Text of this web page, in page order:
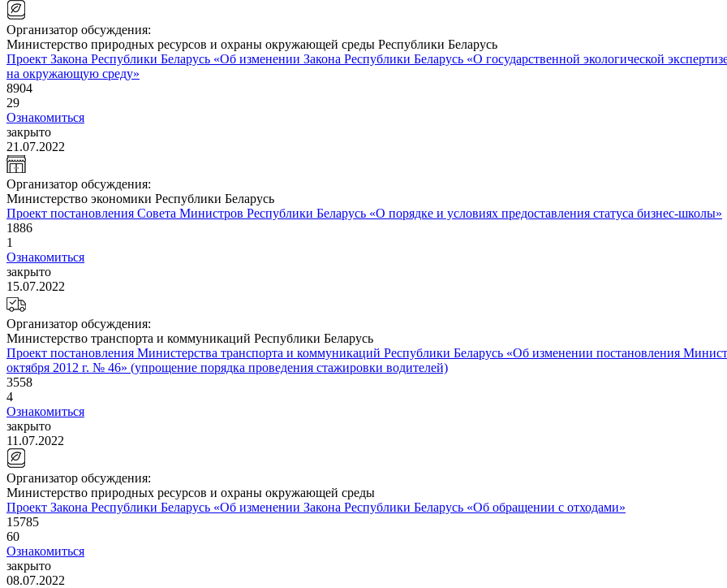
Организатор обсуждения:
Министерство природных ресурсов и охраны окружающей среды Республики Беларусь
Проект Закона Республики Беларусь «Об изменении Закона Республики Беларусь «О государственной экологической
на окружающую среду»
8904
29
Ознакомиться
закрыто
21.07.2022
Организатор обсуждения:
Министерство экономики Республики Беларусь
Проект постановления Совета Министров Республики Беларусь «О порядке и условиях предоставления статуса бизнес-школы»
1886
1
Ознакомиться
закрыто
15.07.2022
Организатор обсуждения:
Министерство транспорта и коммуникаций Республики Беларусь
Проект постановления Министерства транспорта и коммуникаций Республики Беларусь «Об изменении постановления
октября 2012 г. № 46» (упрощение порядка проведения стажировки водителей)
3558
4
Ознакомиться
закрыто
11.07.2022
Организатор обсуждения:
Министерство природных ресурсов и охраны окружающей среды
Проект Закона Республики Беларусь «Об изменении Закона Республики Беларусь «Об обращении с отходами»
15785
60
Ознакомиться
закрыто
08.07.2022